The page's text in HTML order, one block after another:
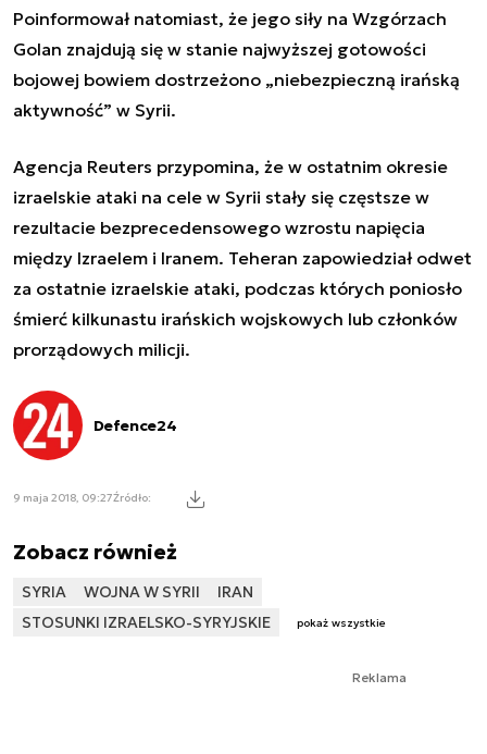
Poinformował natomiast, że jego siły na Wzgórzach
Golan znajdują się w stanie najwyższej gotowości
bojowej bowiem dostrzeżono „niebezpieczną irańską
aktywność” w Syrii.
Agencja Reuters przypomina, że w ostatnim okresie
izraelskie ataki na cele w Syrii stały się częstsze w
rezultacie bezprecedensowego wzrostu napięcia
między Izraelem i Iranem. Teheran zapowiedział odwet
za ostatnie izraelskie ataki, podczas których poniosło
śmierć kilkunastu irańskich wojskowych lub członków
prorządowych milicji.
Defence24
9 maja 2018, 09:27Źródło:
Zobacz również
SYRIA WOJNA W SYRII
IRAN
STOSUNKI IZRAELSKO-SYRYJSKIE
pokaż wszystkie
Reklama